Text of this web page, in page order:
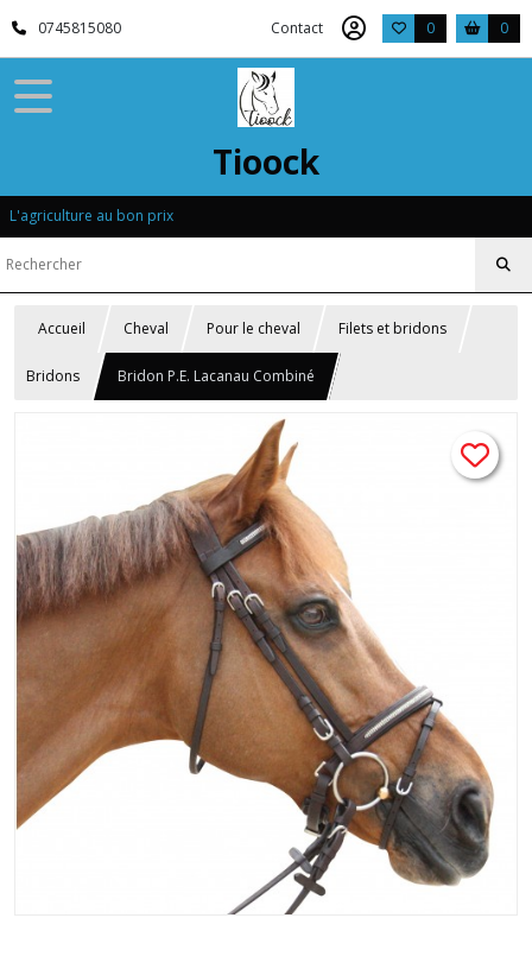
0745815080 Contact 0 0
Tioock
L'agriculture au bon prix
Accueil Cheval Pour le cheval Filets et bridons
Bridons Bridon P.E. Lacanau Combiné